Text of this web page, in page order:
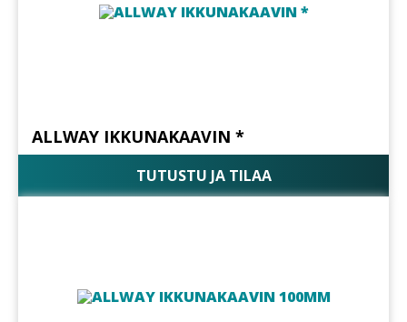
ALLWAY IKKUNAKAAVIN *
TUTUSTU JA TILAA